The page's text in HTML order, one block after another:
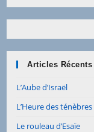
Articles Récents
L’Aube d’Israël
L’Heure des ténèbres
Le rouleau d’Esaïe